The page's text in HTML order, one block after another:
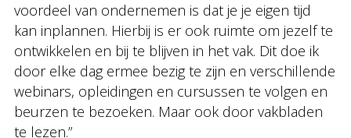
voordeel van ondernemen is dat je je eigen tijd
kan inplannen. Hierbij is er ook ruimte om jezelf te
ontwikkelen en bij te blijven in het vak. Dit doe ik
door elke dag ermee bezig te zijn en verschillende
webinars, opleidingen en cursussen te volgen en
beurzen te bezoeken. Maar ook door vakbladen
te lezen.”